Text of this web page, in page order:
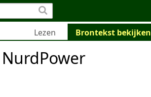
Lezen Brontekst bekijken